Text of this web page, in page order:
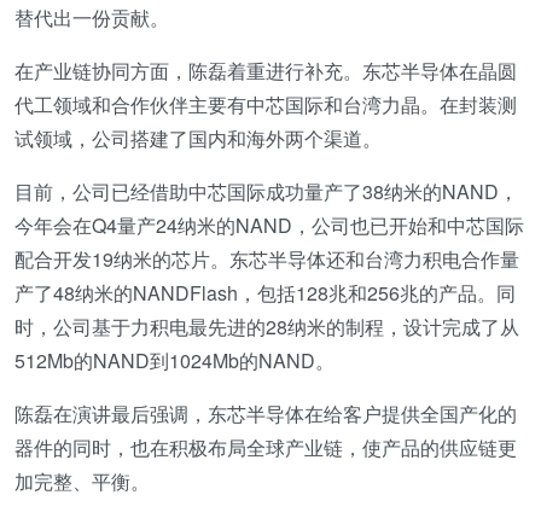
替代出一份贡献。
在产业链协同方面，陈磊着重进行补充。东芯半导体在晶圆
代工领域和合作伙伴主要有中芯国际和台湾力晶。在封装测
试领域，公司搭建了国内和海外两个渠道。
目前，公司已经借助中芯国际成功量产了38纳米的NAND，
今年会在Q4量产24纳米的NAND，公司也已开始和中芯国际
配合开发19纳米的芯片。东芯半导体还和台湾力积电合作量
产了48纳米的NANDFlash，包括128兆和256兆的产品。同
时，公司基于力积电最先进的28纳米的制程，设计完成了从
512Mb的NAND到1024Mb的NAND。
陈磊在演讲最后强调，东芯半导体在给客户提供全国产化的
器件的同时，也在积极布局全球产业链，使产品的供应链更
加完整、平衡。